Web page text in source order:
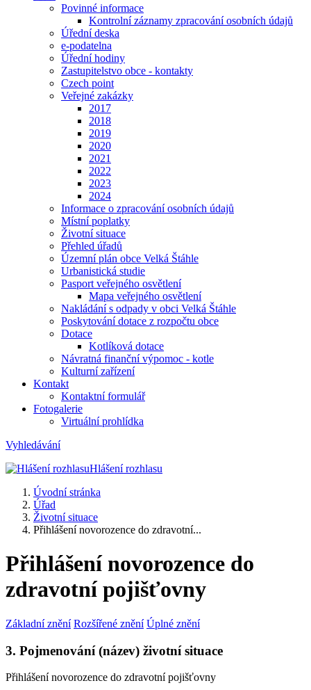
Povinné informace
Kontrolní záznamy zpracování osobních údajů
Úřední deska
e-podatelna
Úřední hodiny
Zastupitelstvo obce - kontakty
Czech point
Veřejné zakázky
2017
2018
2019
2020
2021
2022
2023
2024
Informace o zpracování osobních údajů
Místní poplatky
Životní situace
Přehled úřadů
Územní plán obce Velká Štáhle
Urbanistická studie
Pasport veřejného osvětlení
Mapa veřejného osvětlení
Nakládání s odpady v obci Velká Štáhle
Poskytování dotace z rozpočtu obce
Dotace
Kotlíková dotace
Návratná finanční výpomoc - kotle
Kulturní zařízení
Kontakt
Kontaktní formulář
Fotogalerie
Virtuální prohlídka
Vyhledávání
Hlášení rozhlasu
Úvodní stránka
Úřad
Životní situace
Přihlášení novorozence do zdravotní...
Přihlášení novorozence do
zdravotní pojišťovny
Základní znění Rozšířené znění Úplné znění
3. Pojmenování (název) životní situace
Přihlášení novorozence do zdravotní pojišťovny